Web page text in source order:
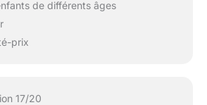
de différents âges
prix
17/20